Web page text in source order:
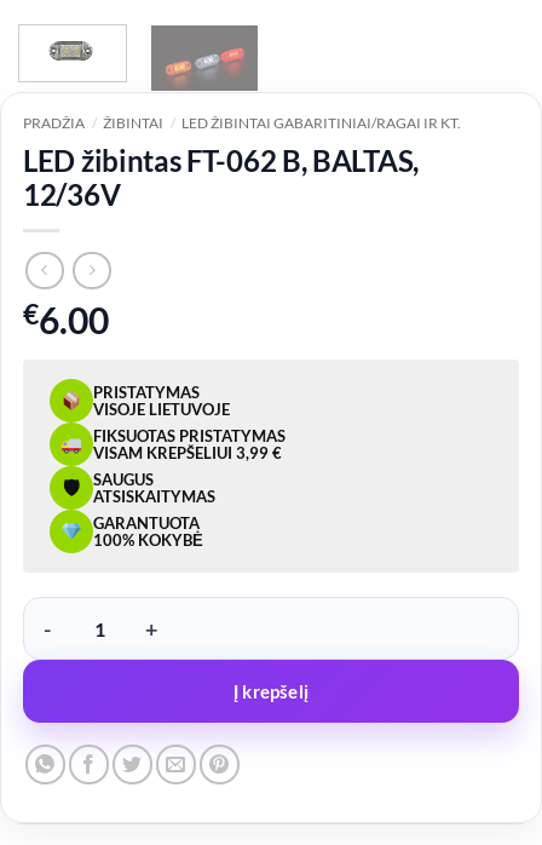
PRADŽIA / ŽIBINTAI / LED ŽIBINTAI GABARITINIAI/RAGAI IR KT.
LED žibintas FT-062 B, BALTAS,
12/36V
€6.00
PRISTATYMAS
VISOJE LIETUVOJE
FIKSUOTAS PRISTATYMAS
VISAM KREPŠELIUI 3,99 €
🛡
SAUGUS
ATSISKAITYMAS
GARANTUOTA
100% KOKYBĖ
produkto kiekis: LED žibintas FT-062 B, BALTAS, 12/36V
Į krepšelį